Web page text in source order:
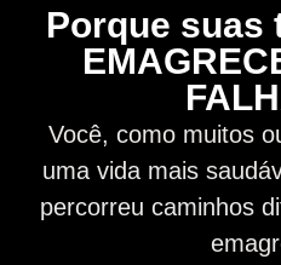
Porque suas
Você, como muitos
uma vida mais
percorreu caminhos